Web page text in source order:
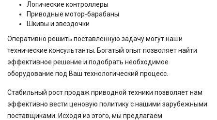
Логические контроллеры
Приводные мотор-барабаны
Шкивы и звездочки
Оперативно решить поставленную задачу могут наши
технические консультанты. Богатый опыт позволяет найти
эффективное решение и подобрать необходимое
оборудование под Ваш технологический процесс.
Стабильный рост продаж приводной техники позволяет нам
эффективно вести ценовую политику с нашими зарубежными
поставщиками. Исходя из этого, мы предлагаем